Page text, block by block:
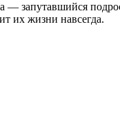
запутавшийся
их жизни навсегда.